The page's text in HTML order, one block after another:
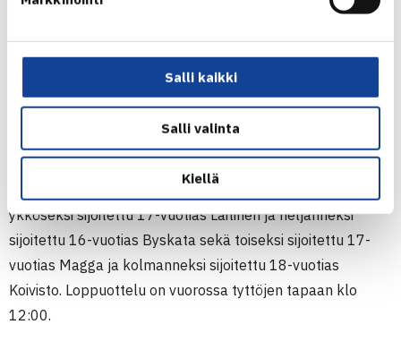
Salli kaikki
Salli valinta
Kiellä
ovat olleet hyvällä pelituulella.
Puolivälierissä Laitinen taisteli voiton kolmessa erässä
voitti niin ikään kolmessa erässä
(LVS)
Sunnuntain välierissä klo 9:00 alkaen ovat vastakkain
ykköseksi sijoitettu 17-vuotias Laitinen ja neljänneksi
sijoitettu 16-vuotias Byskata sekä toiseksi sijoitettu 17-
vuotias Magga ja kolmanneksi sijoitettu 18-vuotias
Koivisto. Loppuottelu on vuorossa tyttöjen tapaan klo
12:00.